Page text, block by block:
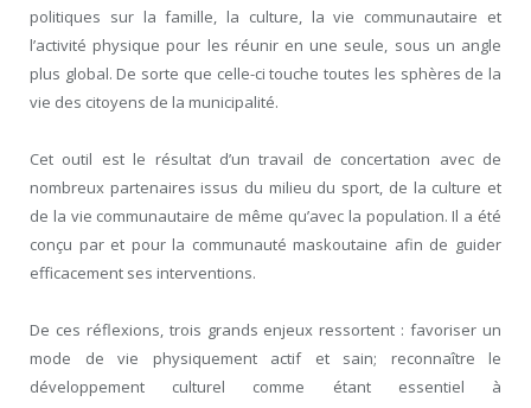
politiques sur la famille, la culture, la vie communautaire et
l’activité physique pour les réunir en une seule, sous un angle
plus global. De sorte que celle-ci touche toutes les sphères de la
vie des citoyens de la municipalité.
Cet outil est le résultat d’un travail de concertation avec de
nombreux partenaires issus du milieu du sport, de la culture et
de la vie communautaire de même qu’avec la population. Il a été
conçu par et pour la communauté maskoutaine afin de guider
efficacement ses interventions.
De ces réflexions, trois grands enjeux ressortent : favoriser un
mode de vie physiquement actif et sain; reconnaître le
développement culturel comme étant essentiel à